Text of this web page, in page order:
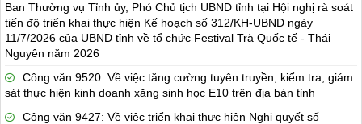
Ban Thường vụ Tỉnh ủy, Phó Chủ tịch UBND tỉnh tại Hội nghị rà soát
tiến độ triển khai thực hiện Kế hoạch số 312/KH-UBND ngày
11/7/2026 của UBND tỉnh về tổ chức Festival Trà Quốc tế - Thái
Nguyên năm 2026
Công văn 9520: Về việc tăng cường tuyên truyền, kiểm tra, giám
sát thực hiện kinh doanh xăng sinh học E10 trên địa bàn tỉnh
Công văn 9427: Về việc triển khai thực hiện Nghị quyết số